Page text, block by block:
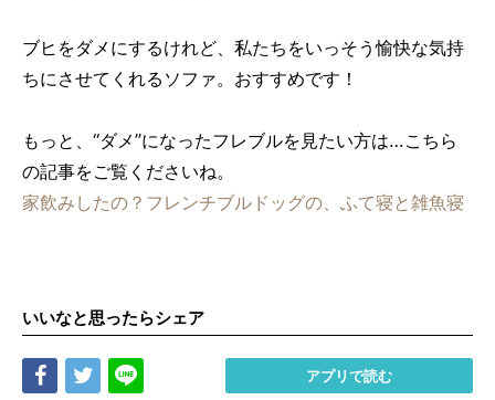
ブヒをダメにするけれど、私たちをいっそう愉快な気持
ちにさせてくれるソファ。おすすめです！
もっと、“ダメ”になったフレブルを見たい方は…こちら
の記事をご覧くださいね。
家飲みしたの？フレンチブルドッグの、ふて寝と雑魚寝
いいなと思ったらシェア
Share Tweet アプリで読む